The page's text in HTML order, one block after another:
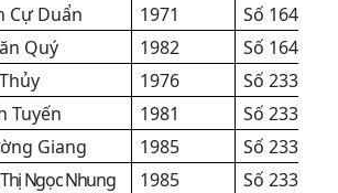
Cự Duẩn 1971
Số 1646/
Quý 1982
Số 1646/
1976
Số 2333/
Tuyến 1981
Số 2333/
Giang 1985
Số 2333/
Ngọc Nhung 1985
Số 2333/